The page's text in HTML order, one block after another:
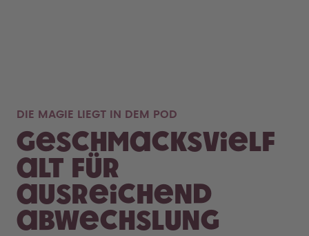
DIE MAGIE LIEGT IN DEM POD
Geschmacksvielf
alt für
ausreichend
Abwechslung